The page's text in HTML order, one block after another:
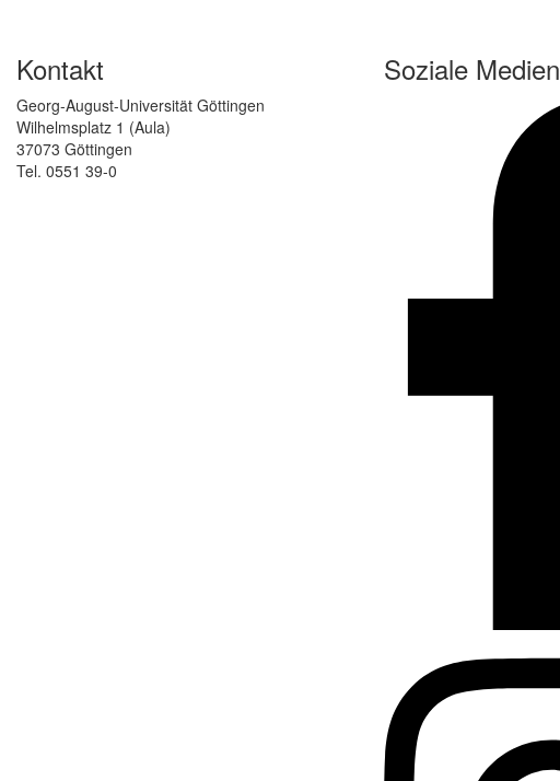
Kontakt
Georg-August-Universität Göttingen
Wilhelmsplatz 1 (Aula)
37073 Göttingen
Tel. 0551 39-0
Soziale Medien